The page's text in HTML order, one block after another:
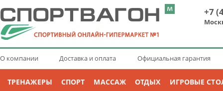
+7
О компании Доставка и оплата Официальная гарантия
ТРЕНАЖЕРЫ СПОРТ МАССАЖ ОТДЫХ ИГРОВЫЕ